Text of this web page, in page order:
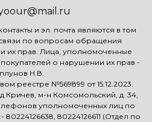
и эл. почта являются в том
по вопросам обращения
их прав. Лица, уполномоченные
о нарушении их прав -
Н.В.
реестре №569899 от 15.12.2023.
Кричев, м-н Комсомольский, д. 34,
уполномоченных лиц по
80224126611 (Отдел по